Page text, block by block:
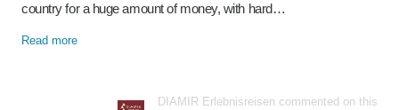
country for a huge amount of money, with hard…
Read more
DIAMIR Erlebnisreisen commented on this